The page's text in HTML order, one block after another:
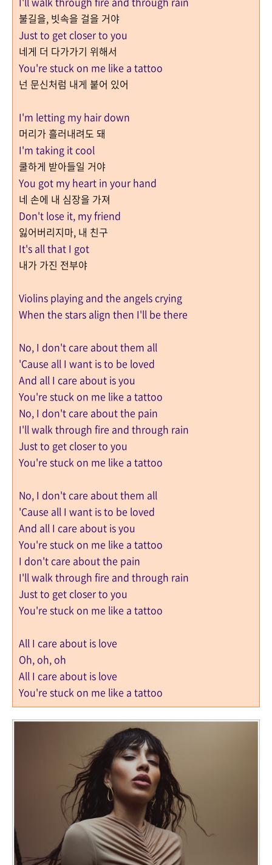
불길을, 빗속을 걸을 거야
Just to get closer to you
네게 더 다가가기 위해서
You're stuck on me like a tattoo
넌 문신처럼 내게 붙어 있어
I'm letting my hair down
머리가 흘러내려도 돼
I'm taking it cool
쿨하게 받아들일 거야
You got my heart in your hand
네 손에 내 심장을 가져
Don't lose it, my friend
잃어버리지마, 내 친구
It's all that I got
내가 가진 전부야
Violins playing and the angels crying
Whеn the stars align then I'll be thеre
No, I don't care about them all
'Cause all I want is to be loved
And all I care about is you
You're stuck on me like a tattoo
No, I don't care about the pain
I'll walk through fire and through rain
Just to get closer to you
You're stuck on me like a tattoo
No, I don't care about them all
'Cause all I want is to be loved
And all I care about is you
You're stuck on me like a tattoo
I don't care about the pain
I'll walk through fire and through rain
Just to get closer to you
You're stuck on me like a tattoo
All I care about is love
Oh, oh, oh
All I care about is love
You're stuck on me like a tattoo